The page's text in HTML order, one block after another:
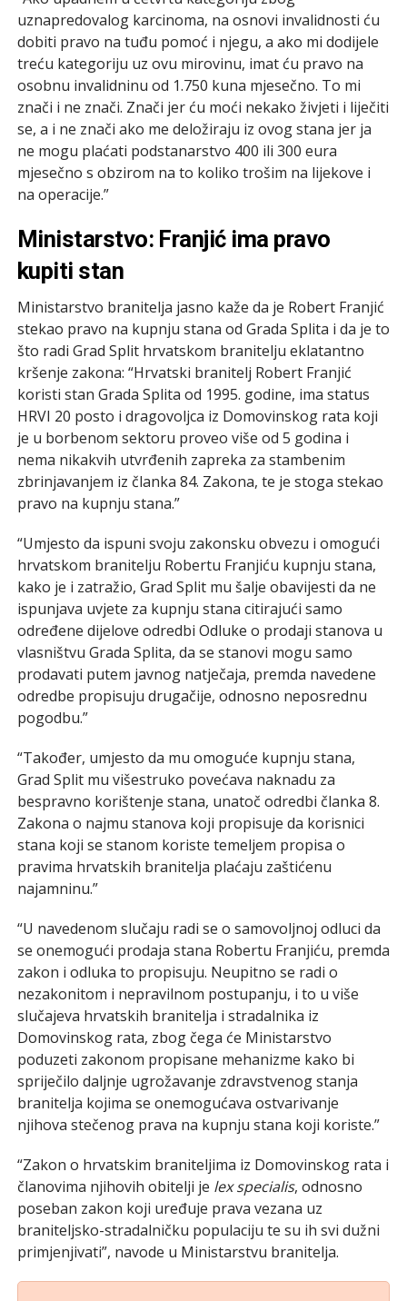
uznapredovalog karcinoma, na osnovi invalidnosti ću
dobiti pravo na tuđu pomoć i njegu, a ako mi dodijele
treću kategoriju uz ovu mirovinu, imat ću pravo na
osobnu invalidninu od 1.750 kuna mjesečno. To mi
znači i ne znači. Znači jer ću moći nekako živjeti i liječiti
se, a i ne znači ako me deložiraju iz ovog stana jer ja
ne mogu plaćati podstanarstvo 400 ili 300 eura
mjesečno s obzirom na to koliko trošim na lijekove i
na operacije.”
Ministarstvo: Franjić ima pravo
kupiti stan
Ministarstvo branitelja jasno kaže da je Robert Franjić
stekao pravo na kupnju stana od Grada Splita i da je to
što radi Grad Split hrvatskom branitelju eklatantno
kršenje zakona: “Hrvatski branitelj Robert Franjić
koristi stan Grada Splita od 1995. godine, ima status
HRVI 20 posto i dragovoljca iz Domovinskog rata koji
je u borbenom sektoru proveo više od 5 godina i
nema nikakvih utvrđenih zapreka za stambenim
zbrinjavanjem iz članka 84. Zakona, te je stoga stekao
pravo na kupnju stana.”
“Umjesto da ispuni svoju zakonsku obvezu i omogući
hrvatskom branitelju Robertu Franjiću kupnju stana,
kako je i zatražio, Grad Split mu šalje obavijesti da ne
ispunjava uvjete za kupnju stana citirajući samo
određene dijelove odredbi Odluke o prodaji stanova u
vlasništvu Grada Splita, da se stanovi mogu samo
prodavati putem javnog natječaja, premda navedene
odredbe propisuju drugačije, odnosno neposrednu
pogodbu.”
“Također, umjesto da mu omoguće kupnju stana,
Grad Split mu višestruko povećava naknadu za
bespravno korištenje stana, unatoč odredbi članka 8.
Zakona o najmu stanova koji propisuje da korisnici
stana koji se stanom koriste temeljem propisa o
pravima hrvatskih branitelja plaćaju zaštićenu
najamninu.”
“U navedenom slučaju radi se o samovoljnoj odluci da
se onemogući prodaja stana Robertu Franjiću, premda
zakon i odluka to propisuju. Neupitno se radi o
nezakonitom i nepravilnom postupanju, i to u više
slučajeva hrvatskih branitelja i stradalnika iz
Domovinskog rata, zbog čega će Ministarstvo
poduzeti zakonom propisane mehanizme kako bi
spriječilo daljnje ugrožavanje zdravstvenog stanja
branitelja kojima se onemogućava ostvarivanje
njihova stečenog prava na kupnju stana koji koriste.”
“Zakon o hrvatskim braniteljima iz Domovinskog rata i
članovima njihovih obitelji je lex specialis, odnosno
poseban zakon koji uređuje prava vezana uz
braniteljsko-stradalničku populaciju te su ih svi dužni
primjenjivati”, navode u Ministarstvu branitelja.